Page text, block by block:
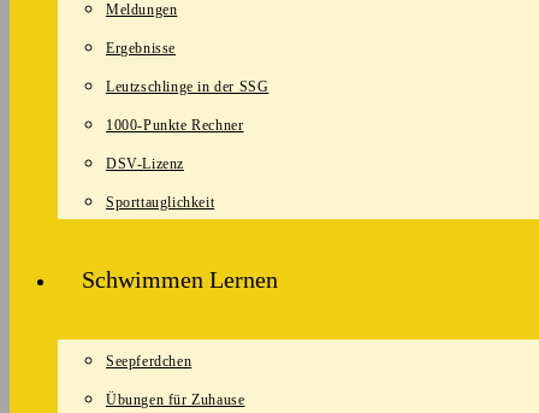
Meldungen
Ergebnisse
Leutzschlinge in der SSG
1000-Punkte Rechner
DSV-Lizenz
Sporttauglichkeit
Schwimmen Lernen
Seepferdchen
Übungen für Zuhause